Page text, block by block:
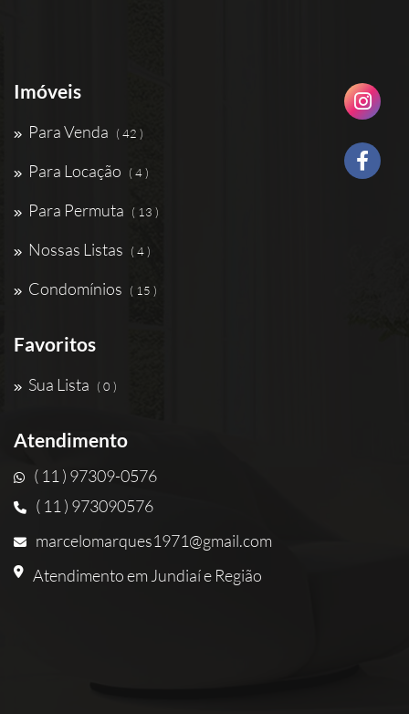
Imóveis
Para Venda ( 42 )
Para Locação ( 4 )
Para Permuta ( 13 )
Nossas Listas ( 4 )
Condomínios ( 15 )
Favoritos
Sua Lista ( 0 )
Atendimento
( 11 ) 97309-0576
( 11 ) 973090576
marcelomarques1971@gmail.com
Atendimento em Jundiaí e Região